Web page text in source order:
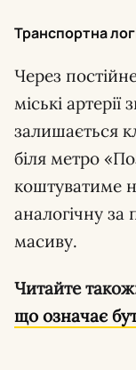
Транспортна
Через
міські артерії
залишається
біля метро
коштуватиме
аналогічну
масиву.
Читайте
що означає